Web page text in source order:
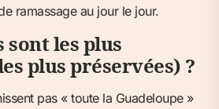
ramassage au jour le jour.
sont les plus
plus préservées) ?
pas « toute la Guadeloupe »